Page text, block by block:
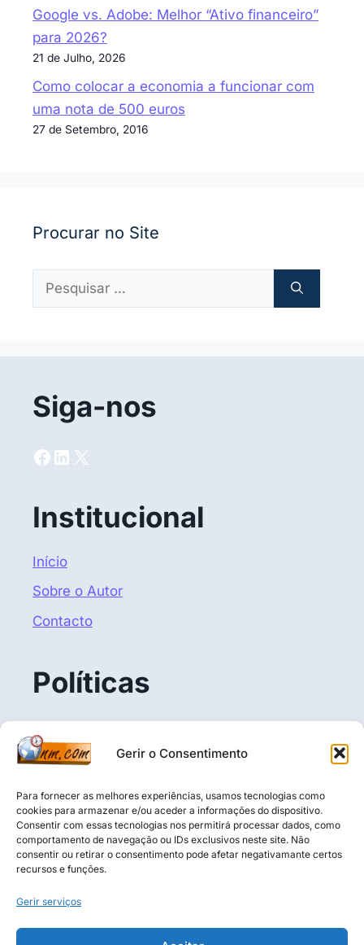
Gerir o Consentimento
Para fornecer as melhores experiências, usamos tecnologias como
cookies para armazenar e/ou aceder a informações do dispositivo.
Consentir com essas tecnologias nos permitirá processar dados, como
comportamento de navegação ou IDs exclusivos neste site. Não
consentir ou retirar o consentimento pode afetar negativamante certos
recursos e funções.
Gerir serviços
Google vs. Adobe: Melhor “Ativo financeiro”
para 2026?
21 de Julho, 2026
Como colocar a economia a funcionar com
uma nota de 500 euros
27 de Setembro, 2016
Procurar no Site
Pesquisar
Siga-nos
Facebook
LinkedIn
X
Institucional
Início
Sobre o Autor
Contacto
Políticas
Politica de Privacidade
Termos e Condições
Aviso Legal: O conteúdo deste blogue é puramente
Não constitui aconselhamento financeiro,
mobiliários nos termos da CMVM. O leitor é